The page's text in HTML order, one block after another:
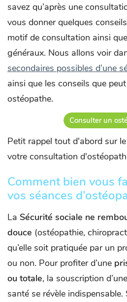
savez qu’après une
vous donner quelques
motif de consultation ainsi
généraux. Nous allons voir
secondaires possibles d’une
ainsi que les conseils que
ostéopathe.
Consulter un
Petit rappel tout d'abord sur
votre consultation
Comment bien vous
vos séances
La Sécurité sociale ne
douce (ostéopathie,
qu’elle soit pratiquée par un
ou non. Pour profiter d’une
ou totale, la souscription
santé se révèle indispensable.